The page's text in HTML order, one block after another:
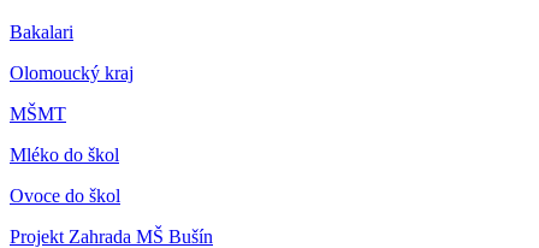
Bakalari
Olomoucký kraj
MŠMT
Mléko do škol
Ovoce do škol
Projekt Zahrada MŠ Bušín